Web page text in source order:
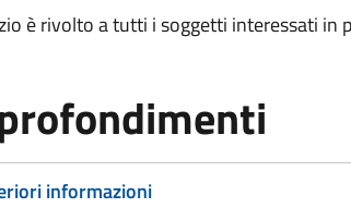
è rivolto a tutti i soggetti interessati in
informazioni